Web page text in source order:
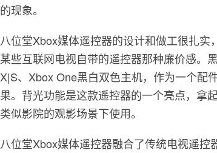
的现象。
八位堂Xbox媒体遥控器的设计和做工很扎
某些互联网电视自带的遥控器那种廉价感。
X|S、Xbox One黑白双色主机，作为一个配
果。背光功能是这款遥控器的一个亮点，拿
类似影院的观影场景下使用。
八位堂Xbox媒体遥控器融合了传统电视遥